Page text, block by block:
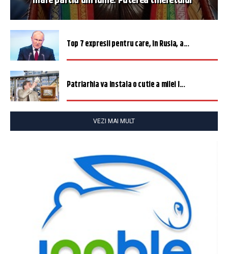
Top 7 expresii pentru care, în Rusia, a...
Patriarhia va instala o cutie a milei î...
VEZI MAI MULT